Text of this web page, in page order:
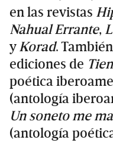
en las revistas
Nahual Errante,
yKorad.
ediciones de
poética
(antología
Un soneto me
(antología